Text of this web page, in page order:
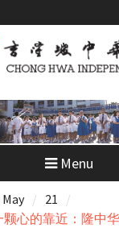
Menu
May
21
心的靠近：隆中